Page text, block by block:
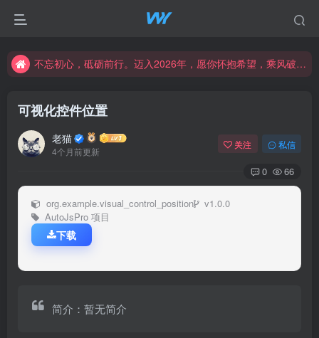
不忘初心，砥砺前行。迈入2026年，愿你怀抱希望，乘风破浪，书写属于自己的精彩篇章。新的一年，愿幸福与成功常伴左右，创造更加辉煌的未来！
不忘初心，砥砺前行。迈入2026年，愿你怀抱希望，乘风破浪，书写属于自己的精彩篇章。新的一年，愿幸福与成功常伴左右，创造更加辉煌的未来！
可视化控件位置
老猫
4个月前更新
关注 私信
0 66
org.example.visual_control_position
v1.0.0
AutoJsPro 项目
下载
简介：暂无简介